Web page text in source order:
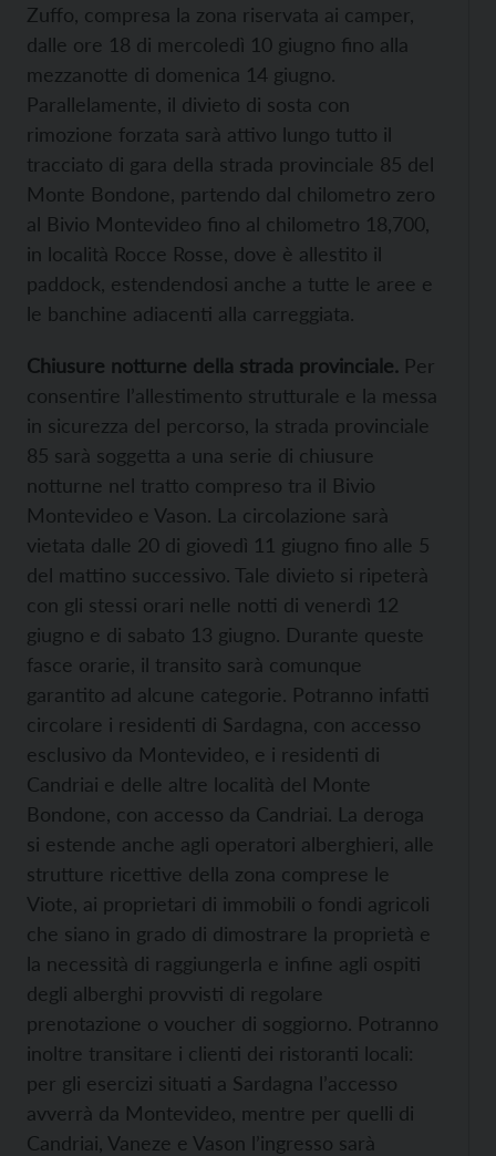
Zuffo, compresa la zona riservata ai camper,
dalle ore 18 di mercoledì 10 giugno fino alla
mezzanotte di domenica 14 giugno.
Parallelamente, il divieto di sosta con
rimozione forzata sarà attivo lungo tutto il
tracciato di gara della strada provinciale 85 del
Monte Bondone, partendo dal chilometro zero
al Bivio Montevideo fino al chilometro 18,700,
in località Rocce Rosse, dove è allestito il
paddock, estendendosi anche a tutte le aree e
le banchine adiacenti alla carreggiata.
Chiusure notturne della strada provinciale. Per
consentire l’allestimento strutturale e la messa
in sicurezza del percorso, la strada provinciale
85 sarà soggetta a una serie di chiusure
notturne nel tratto compreso tra il Bivio
Montevideo e Vason. La circolazione sarà
vietata dalle 20 di giovedì 11 giugno fino alle 5
del mattino successivo. Tale divieto si ripeterà
con gli stessi orari nelle notti di venerdì 12
giugno e di sabato 13 giugno. Durante queste
fasce orarie, il transito sarà comunque
garantito ad alcune categorie. Potranno infatti
circolare i residenti di Sardagna, con accesso
esclusivo da Montevideo, e i residenti di
Candriai e delle altre località del Monte
Bondone, con accesso da Candriai. La deroga
si estende anche agli operatori alberghieri, alle
strutture ricettive della zona comprese le
Viote, ai proprietari di immobili o fondi agricoli
che siano in grado di dimostrare la proprietà e
la necessità di raggiungerla e infine agli ospiti
degli alberghi provvisti di regolare
prenotazione o voucher di soggiorno. Potranno
inoltre transitare i clienti dei ristoranti locali:
per gli esercizi situati a Sardagna l’accesso
avverrà da Montevideo, mentre per quelli di
Candriai, Vaneze e Vason l’ingresso sarà